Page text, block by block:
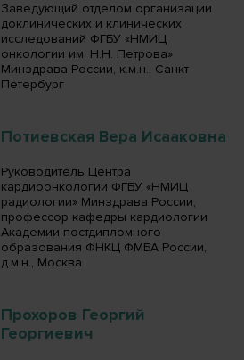
Заведующий отделом организации
доклинических и клинических
исследований ФГБУ «НМИЦ
онкологии им. Н.Н. Петрова»
Минздрава России, к.м.н., Санкт-
Петербург
Потиевская Вера Исааковна
Руководитель Центра
кардиоонкологии ФГБУ «НМИЦ
радиологии» Минздрава России,
профессор кафедры кардиологии
Академии постдипломного
образования ФНКЦ ФМБА России,
д.м.н., Москва
Прохоров Георгий
Георгиевич